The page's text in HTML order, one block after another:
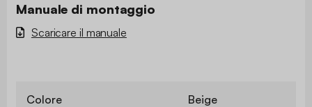
Manuale di montaggio
Scaricare il manuale
Colore Beige